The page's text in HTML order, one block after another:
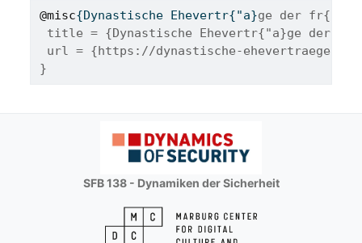
@misc{Dynastische Ehevertr{"a}ge der
title = {Dynastische Ehevertr{"a}ge der
url = {https://dynastische-
}
SFB 138 - Dynamiken der Sicherheit